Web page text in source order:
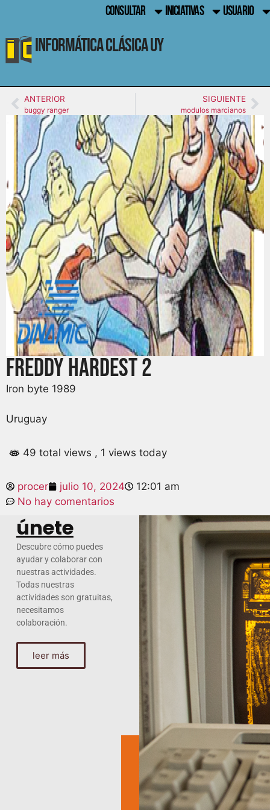
CONSULTAR INICIATIVAS USUARIO
Informática Clásica UY
ANTERIOR
buggy ranger
SIGUIENTE
modulos marcianos
freddy hardest 2
Iron byte 1989
Uruguay
49 total views , 1 views today
procer julio 10, 2024
12:01 am
No hay comentarios
únete
Descubre cómo puedes
ayudar y colaborar con
nuestras actividades.
Todas nuestras
actividades son gratuitas,
necesitamos
colaboración.
leer más